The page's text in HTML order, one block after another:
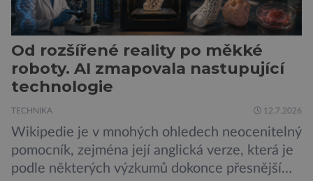
Od rozšířené reality po měkké
roboty. AI zmapovala nastupující
technologie
TECHNIKA 12.7.2026
Wikipedie je v mnohých ohledech neocenitelný
pomocník, zejména její anglická verze, která je
podle některých výzkumů dokonce přesnější